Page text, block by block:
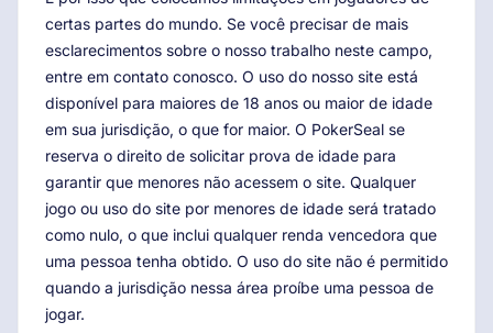
certas partes do mundo. Se você precisar de mais
esclarecimentos sobre o nosso trabalho neste campo,
entre em contato conosco. O uso do nosso site está
disponível para maiores de 18 anos ou maior de idade
em sua jurisdição, o que for maior. O PokerSeal se
reserva o direito de solicitar prova de idade para
garantir que menores não acessem o site. Qualquer
jogo ou uso do site por menores de idade será tratado
como nulo, o que inclui qualquer renda vencedora que
uma pessoa tenha obtido. O uso do site não é permitido
quando a jurisdição nessa área proíbe uma pessoa de
jogar.